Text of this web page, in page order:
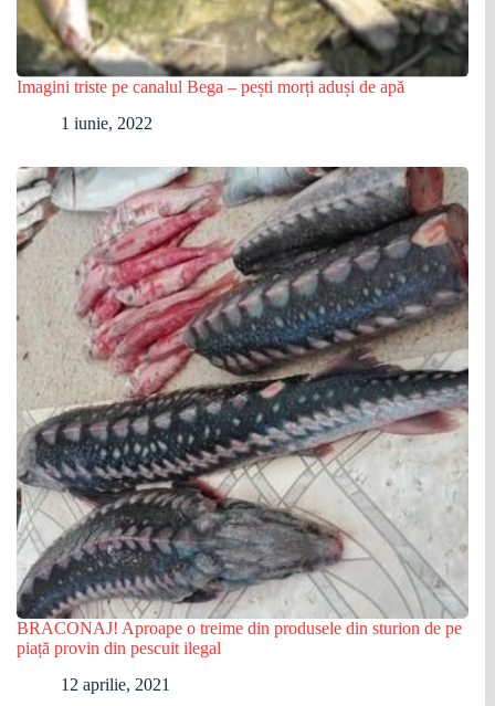
Imagini triste pe canalul Bega – pești morți aduși de apă
1 iunie, 2022
BRACONAJ! Aproape o treime din produsele din sturion de pe
piață provin din pescuit ilegal
12 aprilie, 2021